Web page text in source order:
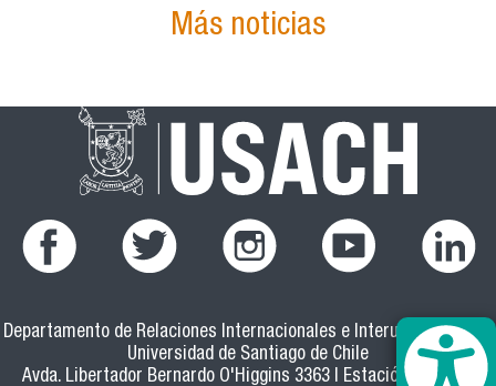
Más noticias
Departamento de Relaciones Internacionales e Interuniversitarias
Universidad de Santiago de Chile
Avda. Libertador Bernardo O'Higgins 3363 | Estación Central |